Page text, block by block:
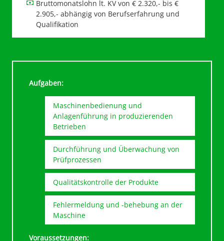
Bruttomonatslohn lt. KV von € 2.320,- bis €
Aufgaben:
Maschinenbedienung und
Anlagenführung in produzierenden
Betrieben
Durchführung und Überwachung von
Prüfprozessen
Qualitätskontrolle der Produkte
Fehlermeldung und -behebung an der
Maschine